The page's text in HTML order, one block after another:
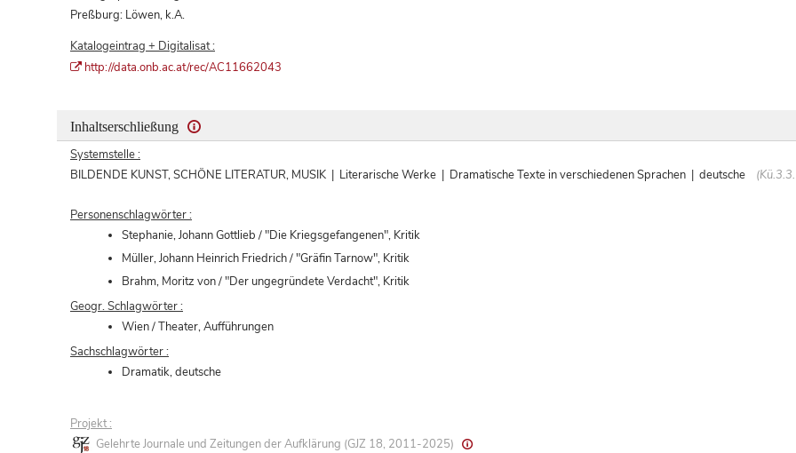
Preßburg: Löwen, k.A.
Katalogeintrag + Digitalisat :
http://data.onb.ac.at/rec/AC11662043
Inhaltserschließung
Systemstelle :
BILDENDE KUNST, SCHÖNE LITERATUR, MUSIK | Literarische Werke | Dramatische Texte in verschiedenen Sprachen | deutsche
Personenschlagwörter :
Stephanie, Johann Gottlieb / "Die Kriegsgefangenen", Kritik
Müller, Johann Heinrich Friedrich / "Gräfin Tarnow", Kritik
Brahm, Moritz von / "Der ungegründete Verdacht", Kritik
Geogr. Schlagwörter :
Wien / Theater, Aufführungen
Sachschlagwörter :
Dramatik, deutsche
Projekt :
Gelehrte Journale und Zeitungen der Aufklärung (GJZ 18, 2011-2025)